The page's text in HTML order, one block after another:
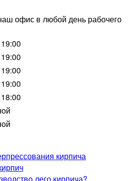
офис в любой день рабочего
кирпича